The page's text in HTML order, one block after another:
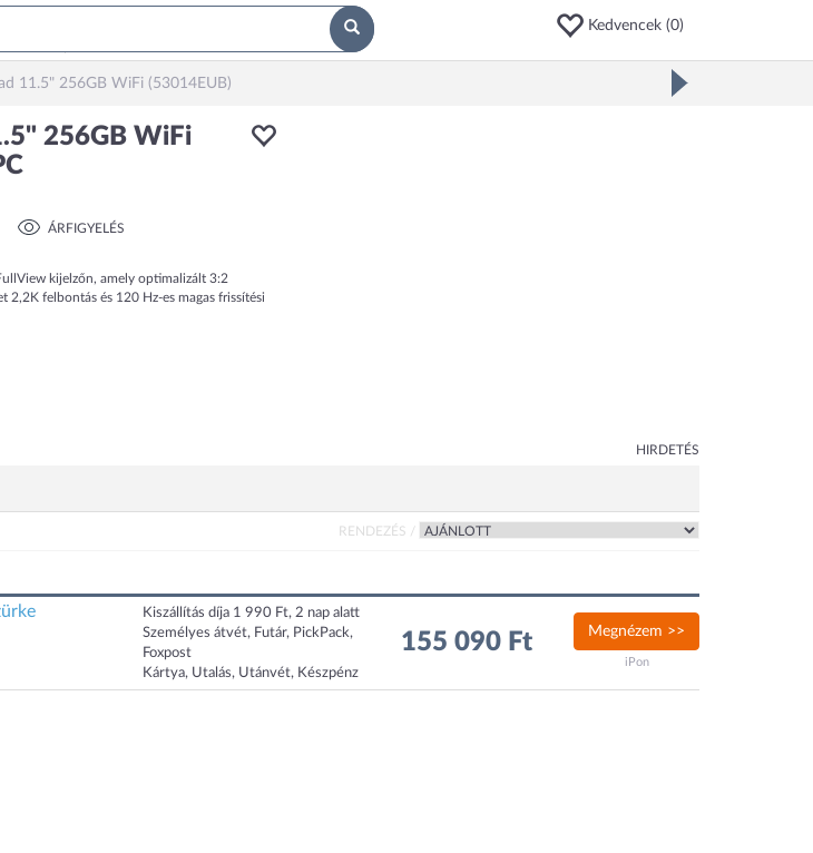
Kedvencek (0)
11.5" 256GB WiFi (53014EUB)
256GB WiFi
ÁRFIGYELÉS
kijelzőn, amely optimalizált 3:2
2,2K felbontás és 120 Hz-es magas frissítési
HIRDETÉS
RENDEZÉS /
Kiszállítás díja 1 990 Ft, 2 nap alatt
Személyes átvét, Futár, PickPack,
Foxpost
Kártya, Utalás, Utánvét, Készpénz
155 090 Ft Megnézem >>
iPon